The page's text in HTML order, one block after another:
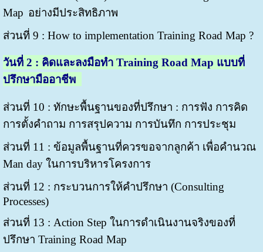
Map อย่างมีประสิทธิภาพ
ส่วนที่ 9 : How to implementation Training Road Map ?
วันที่2 : คิดและลงมือทำ Training Road Map แบบที่
ปรึกษามืออาชีพ
ส่วนที่ 10 : ทักษะพื้นฐานของที่ปรึกษา : การฟัง การคิด
การตั้งคำถาม การสรุปความ การบันทึก การประชุม
ส่วนที่ 11 : ข้อมูลพื้นฐานที่ควรขอจากลูกค้า เพื่อคำนวณ
Man day ในการบริหารโครงการ
ส่วนที่ 12 : กระบวนการให้คำปรึกษา (Consulting
Processes)
ส่วนที่ 13 : Action Step ในการดำเนินงานจริงของที่
ปรึกษา Training Road Map